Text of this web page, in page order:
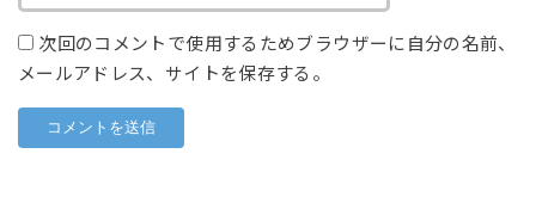
次回のコメントで使用するためブラウザーに自分の名前、
メールアドレス、サイトを保存する。